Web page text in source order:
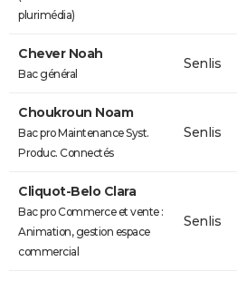
plurimédia)
Chever Noah
Bac général
Senlis
Choukroun Noam
Bac pro Maintenance Syst.
Produc. Connectés
Senlis
Cliquot-Belo Clara
Bac pro Commerce et vente :
Animation, gestion espace
commercial
Senlis